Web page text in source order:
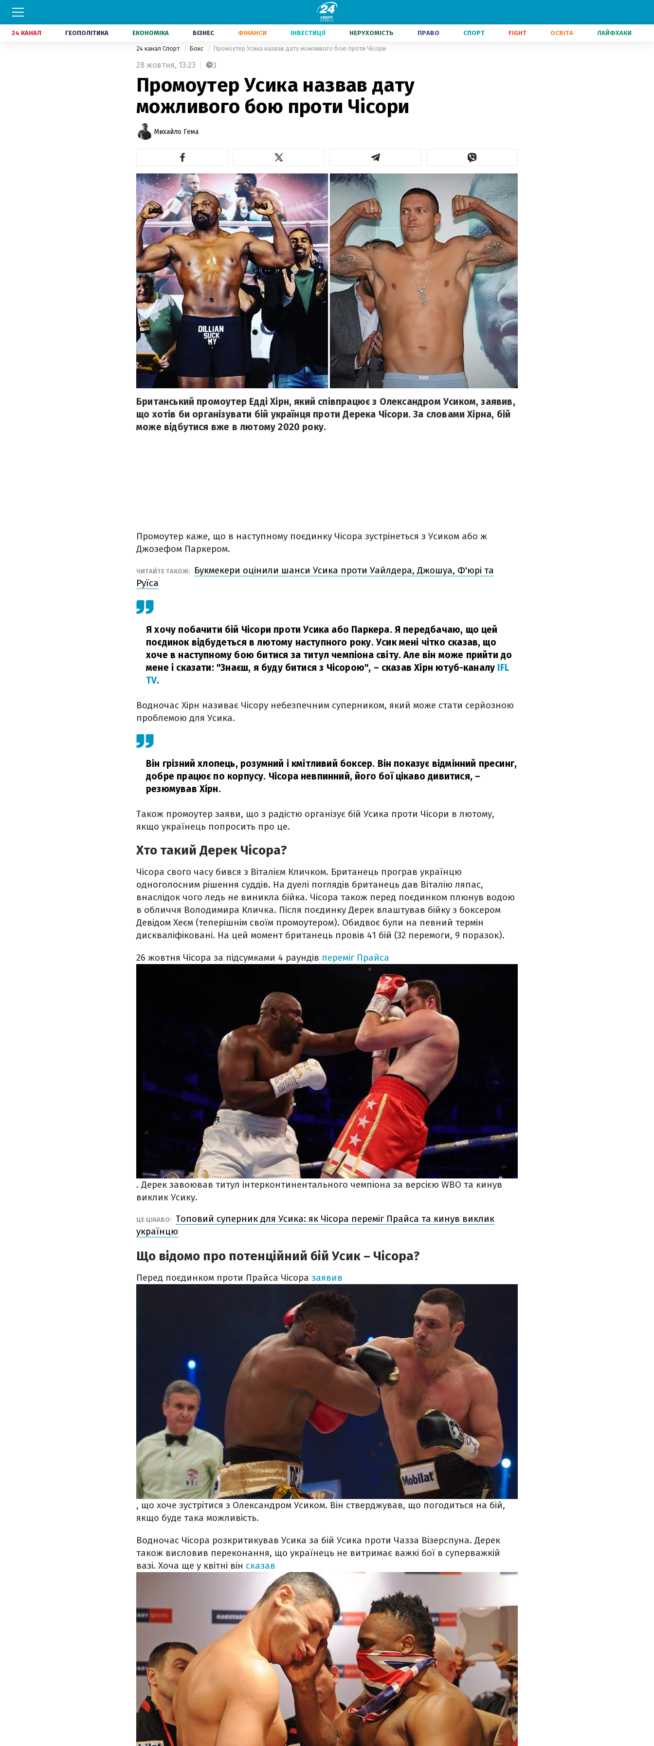
24 КАНАЛ ГЕОПОЛІТИКА ЕКОНОМІКА БІЗНЕС ФІНАНСИ ІНВЕСТИЦІЇ НЕРУХОМІСТЬ ПРАВО СПОРТ FIGHT ОСВІТА ЛАЙФХАКИ
24 канал Спорт Бокс Промоутер Усика назвав дату можливого бою проти Чісори
28 жовтня, 13:23 3
Промоутер Усика назвав дату
можливого бою проти Чісори
Михайло Гема
Британський промоутер Едді Хірн, який співпрацює з Олександром Усиком, заявив,
що хотів би організувати бій українця проти Дерека Чісори. За словами Хірна, бій
може відбутися вже в лютому 2020 року.
Промоутер каже, що в наступному поєдинку Чісора зустрінеться з Усиком або ж
Джозефом Паркером.
ЧИТАЙТЕ ТАКОЖ:
Букмекери оцінили шанси Усика проти Уайлдера, Джошуа, Ф'юрі та
Руїса
Я хочу побачити бій Чісори проти Усика або Паркера. Я передбачаю, що цей
поєдинок відбудеться в лютому наступного року. Усик мені чітко сказав, що
хоче в наступному бою битися за титул чемпіона світу. Але він може прийти до
мене і сказати: "Знаєш, я буду битися з Чісорою", – сказав Хірн ютуб-каналу IFL
TV.
Водночас Хірн називає Чісору небезпечним суперником, який може стати серйозною
проблемою для Усика.
Він грізний хлопець, розумний і кмітливий боксер. Він показує відмінний пресинг,
добре працює по корпусу. Чісора невпинний, його бої цікаво дивитися, –
резюмував Хірн.
Також промоутер заяви, що з радістю організує бій Усика проти Чісори в лютому,
якщо українець попросить про це.
Хто такий Дерек Чісора?
Чісора свого часу бився з Віталієм Кличком. Британець програв українцю
одноголосним рішення суддів. На дуелі поглядів британець дав Віталію ляпас,
внаслідок чого ледь не виникла бійка. Чісора також перед поєдинком плюнув водою
в обличчя Володимира Кличка. Після поєдинку Дерек влаштував бійку з боксером
Девідом Хеєм (теперішнім своїм промоутером). Обидвоє були на певний термін
дискваліфіковані. На цей момент британець провів 41 бій (32 перемоги, 9 поразок).
26 жовтня Чісора за підсумками 4 раундів переміг Прайса
. Дерек завоював титул інтерконтинентального чемпіона за версією WBO та кинув
виклик Усику.
ЦЕ ЦІКАВО: Топовий суперник для Усика: як Чісора переміг Прайса та кинув виклик
українцю
Що відомо про потенційний бій Усик – Чісора?
Перед поєдинком проти Прайса Чісора заявив
, що хоче зустрітися з Олександром Усиком. Він стверджував, що погодиться на бій,
якщо буде така можливість.
Водночас Чісора розкритикував Усика за бій Усика проти Чазза Візерспуна. Дерек
також висловив переконання, що українець не витримає важкі бої в суперважкій
вазі. Хоча ще у квітні він сказав